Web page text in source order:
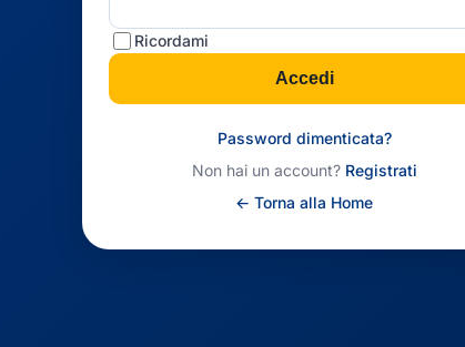
Ricordami
Accedi
Password dimenticata?
Non hai un account? Registrati
← Torna alla Home